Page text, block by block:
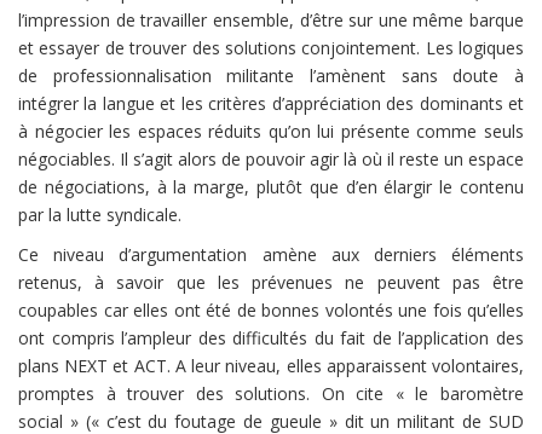
l’impression de travailler ensemble, d’être sur une même barque
et essayer de trouver des solutions conjointement. Les logiques
de professionnalisation militante l’amènent sans doute à
intégrer la langue et les critères d’appréciation des dominants et
à négocier les espaces réduits qu’on lui présente comme seuls
négociables. Il s’agit alors de pouvoir agir là où il reste un espace
de négociations, à la marge, plutôt que d’en élargir le contenu
par la lutte syndicale.
Ce niveau d’argumentation amène aux derniers éléments
retenus, à savoir que les prévenues ne peuvent pas être
coupables car elles ont été de bonnes volontés une fois qu’elles
ont compris l’ampleur des difficultés du fait de l’application des
plans NEXT et ACT. A leur niveau, elles apparaissent volontaires,
promptes à trouver des solutions. On cite « le baromètre
social » (« c’est du foutage de gueule » dit un militant de SUD